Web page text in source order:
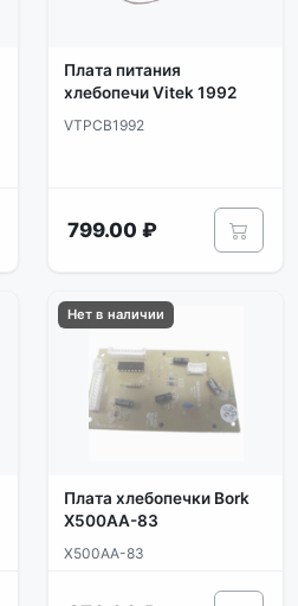
Плата питания
хлебопечи Vitek 1992
VTPCB1992
799.00 ₽
Нет в наличии
Плата хлебопечки Bork
X500AA-83
X500AA-83